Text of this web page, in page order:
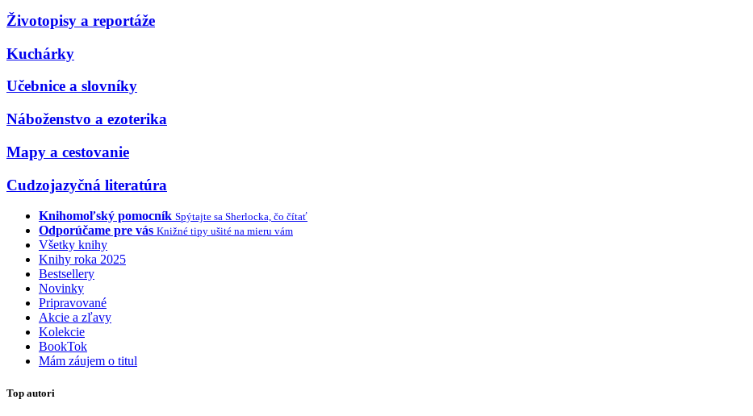
Životopisy a reportáže
Kuchárky
Učebnice a slovníky
Náboženstvo a ezoterika
Mapy a cestovanie
Cudzojazyčná literatúra
Knihomoľský pomocník Spýtajte sa Sherlocka, čo čítať
Odporúčame pre vás Knižné tipy ušité na mieru vám
Všetky knihy
Knihy roka 2025
Bestsellery
Novinky
Pripravované
Akcie a zľavy
Kolekcie
BookTok
Mám záujem o titul
Top autori